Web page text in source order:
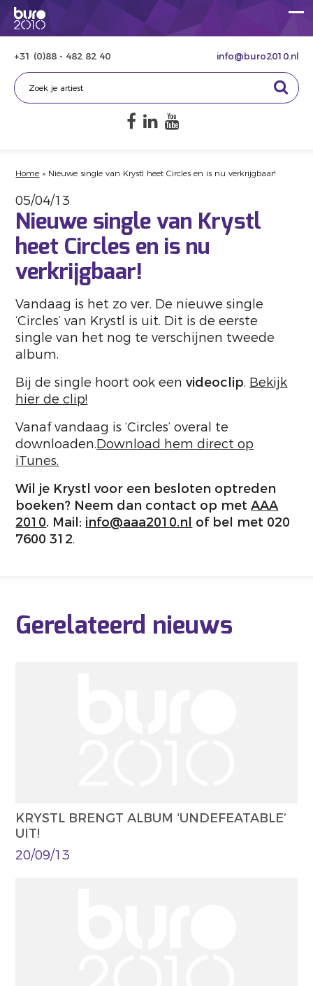
+31 (0)88 - 482 82 40 info@buro2010.nl
Home » Nieuwe single van Krystl heet Circles en is nu verkrijgbaar!
05/04/13
Nieuwe single van Krystl
heet Circles en is nu
verkrijgbaar!
Vandaag is het zo ver. De nieuwe single
‘Circles’ van Krystl is uit. Dit is de eerste
single van het nog te verschijnen tweede
album.
Bij de single hoort ook eenvideoclip. Bekijk
hier de clip!
Vanaf vandaag is ‘Circles’ overal te
downloaden.Download hem direct op
iTunes.
Wil je Krystl voor een besloten optreden
boeken? Neem dan contact op metAAA
2010. Mail: info@aaa2010.nl of bel met 020
7600 312.
Gerelateerd nieuws
KRYSTL BRENGT ALBUM ‘UNDEFEATABLE’
UIT!
20/09/13